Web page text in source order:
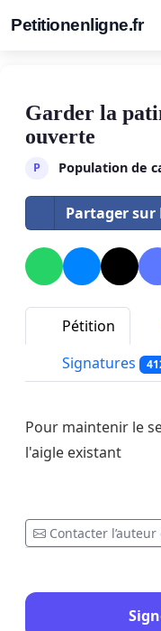
Petitionenligne.fr
Garder la
ouverte
P Population de
Partager sur
Pétition
Signatures
Pour maintenir le
l'aigle existant
Contacter